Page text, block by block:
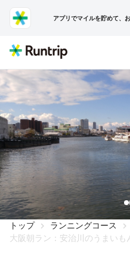
アプリでマイルを貯めて、
トップ ランニングコース
大阪朝ラン：安治川のうまい